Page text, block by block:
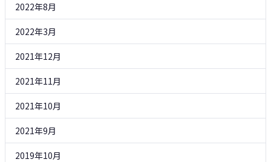
2022年8月
2022年3月
2021年12月
2021年11月
2021年10月
2021年9月
2019年10月